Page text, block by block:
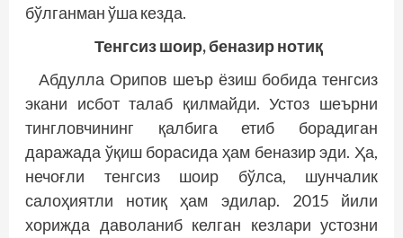
бўлганман ўша кезда.
Тенгсиз шоир,беназир нотиқ
Абдулла Орипов шеър ёзиш бобида тенгсиз
экани исбот талаб қилмайди. Устоз шеърни
тингловчининг қалбига етиб борадиган
даражада ўқиш борасида ҳам беназир эди. Ҳа,
нечоғли тенгсиз шоир бўлса, шунчалик
салоҳиятли нотиқ ҳам эдилар. 2015 йили
хорижда даволаниб келган кезлари устозни